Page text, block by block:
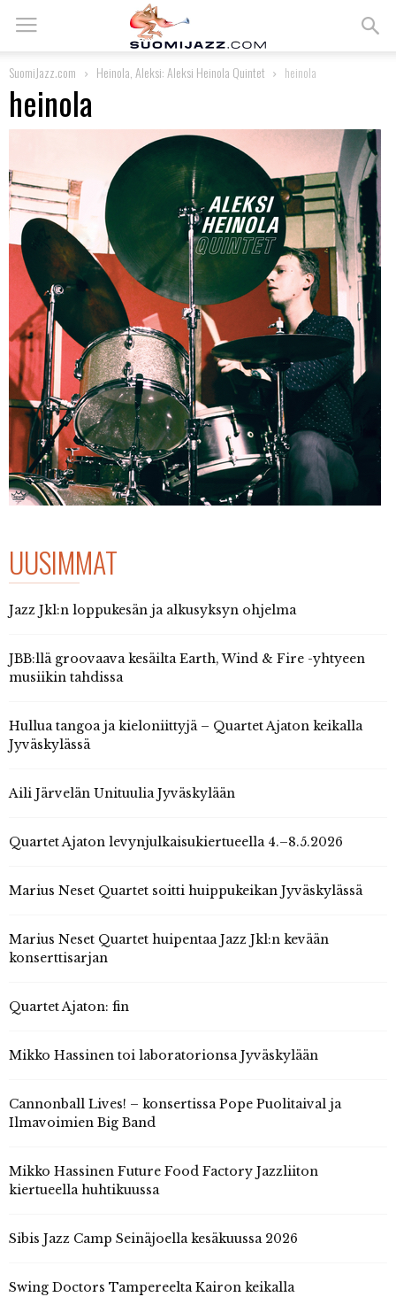
SuomiJazz.com Heinola, Aleksi: Aleksi Heinola Quintet heinola
heinola
UUSIMMAT
Jazz Jkl:n loppukesän ja alkusyksyn ohjelma
JBB:llä groovaava kesäilta Earth, Wind & Fire -yhtyeen
musiikin tahdissa
Hullua tangoa ja kieloniittyjä – Quartet Ajaton keikalla
Jyväskylässä
Aili Järvelän Unituulia Jyväskylään
Quartet Ajaton levynjulkaisukiertueella 4.–8.5.2026
Marius Neset Quartet soitti huippukeikan Jyväskylässä
Marius Neset Quartet huipentaa Jazz Jkl:n kevään
konserttisarjan
Quartet Ajaton: fin
Mikko Hassinen toi laboratorionsa Jyväskylään
Cannonball Lives! – konsertissa Pope Puolitaival ja
Ilmavoimien Big Band
Mikko Hassinen Future Food Factory Jazzliiton
kiertueella huhtikuussa
Sibis Jazz Camp Seinäjoella kesäkuussa 2026
Swing Doctors Tampereelta Kairon keikalla